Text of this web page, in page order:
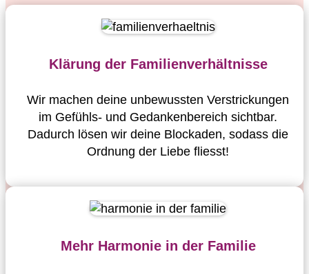
Klärung der Familienverhältnisse
Wir machen deine unbewussten Verstrickungen
im Gefühls- und Gedankenbereich sichtbar.
Dadurch lösen wir deine Blockaden, sodass die
Ordnung der Liebe fliesst!
Mehr Harmonie in der Familie